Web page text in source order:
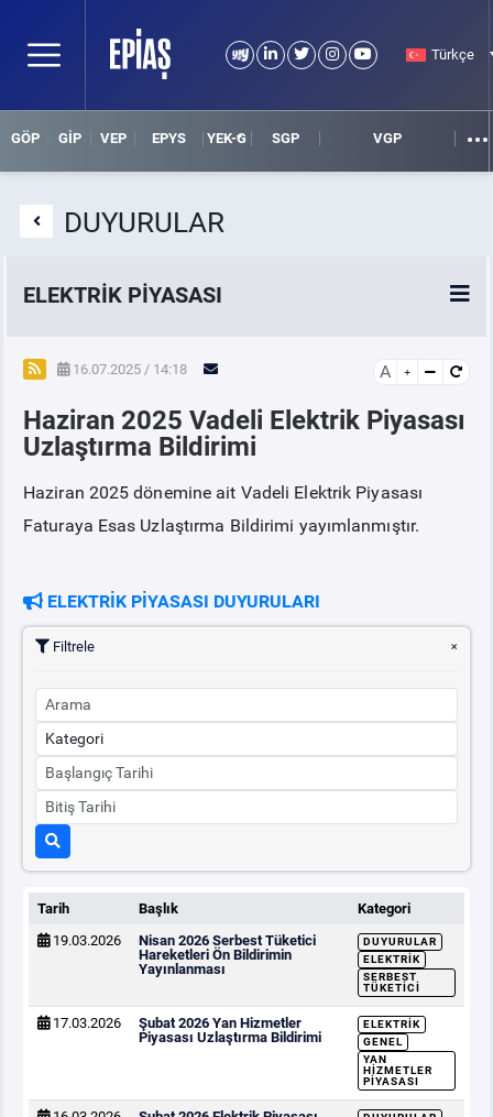
Türkçe
GÖP GİP VEP EPYS YEK-G SGP VGP
DUYURULAR
ELEKTRİK PİYASASI
SPOT ELEKTRİK PİYASALARI
ÖRNEK FİNANS BELGELERİ
VADELİ ELEKTRİK PİYASASI
SERBEST TÜKETİCİ
TEMİNAT
BÜLTENLER
DUYURULAR
BT HİZMET YÖNETİM SİSTEMİ POLİTİKAMIZ
16.07.2025 / 14:18 A
Haziran 2025 Vadeli Elektrik Piyasası
Uzlaştırma Bildirimi
Haziran 2025 dönemine ait Vadeli Elektrik Piyasası
Faturaya Esas Uzlaştırma Bildirimi yayımlanmıştır.
ELEKTRİK PİYASASI DUYURULARI
Filtrele
Tarih Başlık
Kategori
19.03.2026
Nisan 2026 Serbest Tüketici
Hareketleri Ön Bildirimin
Yayınlanması
DUYURULAR
ELEKTRIK
SERBEST
TÜKETICI
17.03.2026
Şubat 2026 Yan Hizmetler
Piyasası Uzlaştırma Bildirimi
ELEKTRIK
GENEL
YAN
HIZMETLER
PIYASASI